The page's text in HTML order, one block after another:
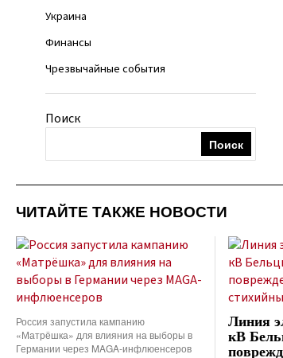
Украина
Финансы
Чрезвычайные события
Поиск
Поиск
ЧИТАЙТЕ ТАКЖЕ НОВОСТИ
Россия запустила кампанию
«Матрёшка» для влияния на выборы в
Германии через MAGA-инфлюенсеров
Линия
кВ